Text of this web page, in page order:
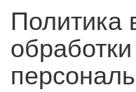
Политика
обработки